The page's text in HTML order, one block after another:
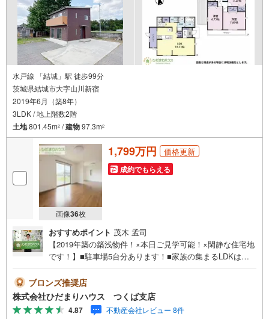
水戸線 「結城」駅 徒歩99分
茨城県結城市大字山川新宿
2019年6月（築8年）
3LDK / 地上階数2階
土地801.45m2 /建物97.3m2
画像36枚
1,799万円 価格更新
成約でもらえる
おすすめポイント 茂木 孟司
【2019年築の築浅物件！×本日ご見学可能！×閑静な住宅地
です！】■駐車場5台分あります！■家族の集まるLDKは
開写真はひだまりハウスHPにて公開中♪■人気のオール電
化住宅☆彡■パントリー完備で散らかりがちなキッチン回り
もラクラクお片付けできちゃいます！■角地につき日当た
り・風通し良好です☆ひだまりハウスについて・・。引渡
ブロンズ推奨店
株式会社ひだまりハウス つくば支店
4.87 不動産会社レビュー 8件